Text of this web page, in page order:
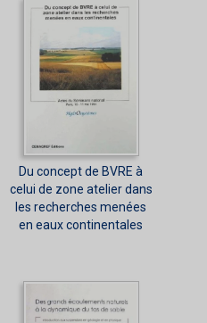
Du concept de BVRE à
celui de zone atelier dans
les recherches menées
en eaux continentales